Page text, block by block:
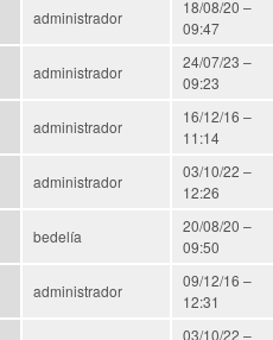
administrador
18/08/20 –
09:47
administrador
24/07/23 –
09:23
administrador
16/12/16 –
11:14
administrador
03/10/22 –
12:26
bedelía
20/08/20 –
09:50
administrador
09/12/16 –
12:31
03/10/22 –